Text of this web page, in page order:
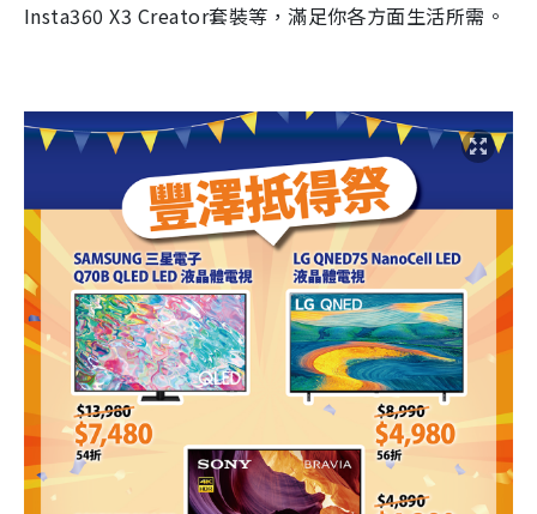
Insta360 X3 Creator套裝等，滿足你各方面生活所需。